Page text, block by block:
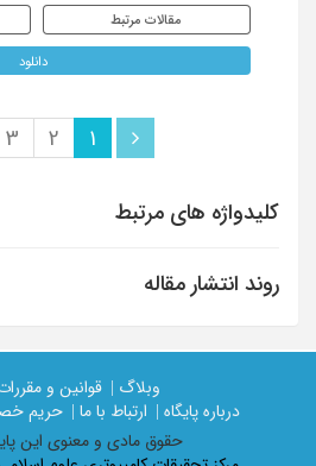
مقالات مرتبط
دانلود
1
2
3
کلیدواژه های مرتبط
روند انتشار مقاله
وبلاگ | قوانین و مقررات
درباره پایگاه |
ارتباط با ما | حریم
حقوق مادی و معنوی اين